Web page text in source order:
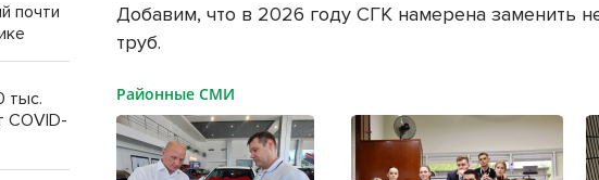
Добавим, что в 2026 году СГК намерена заменить
труб.
Районные СМИ
почти
тыс.
COVID-